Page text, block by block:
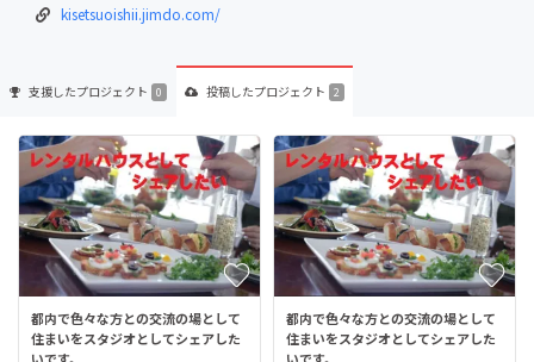
kisetsuoishii.jimdo.com/
支援したプロジェクト 0 投稿したプロジェクト 2
都内で色々な方との交流の場として
住まいをスタジオとしてシェアした
都内で色々な方との交流の場として
住まいをスタジオとしてシェアした